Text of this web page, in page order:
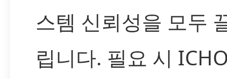
스템 신뢰성을 모두
립니다. 필요 시